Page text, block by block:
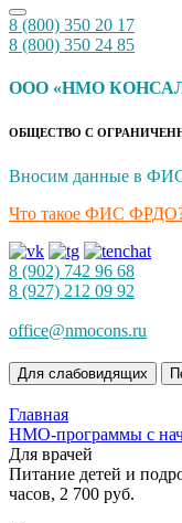
8 (800) 350 20 17
8 (800) 350 24 85
ООО «НМО
ОБЩЕСТВО С
Вносим данные в
Что такое ФИС
8 (902) 742 96 68
8 (927) 212 09 92
office@nmocons.ru
Для слабовидящих
Главная
НМО-программы с
Для врачей
Питание детей и
часов, 2 700 руб.